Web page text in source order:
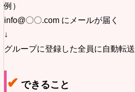
例）
info@〇〇.com にメールが届く
↓
グループに登録した全員に自動転送
✔ できること